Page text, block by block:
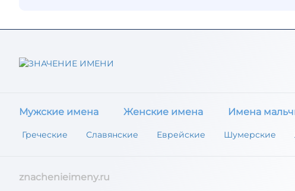
Мужские имена Женские имена Имена
Греческие Славянские Еврейские Шумерские
znachenieimeny.ru